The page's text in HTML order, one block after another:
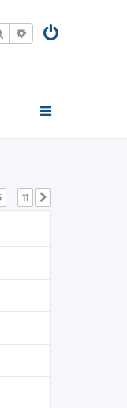
Поиск Расширенный
… 11